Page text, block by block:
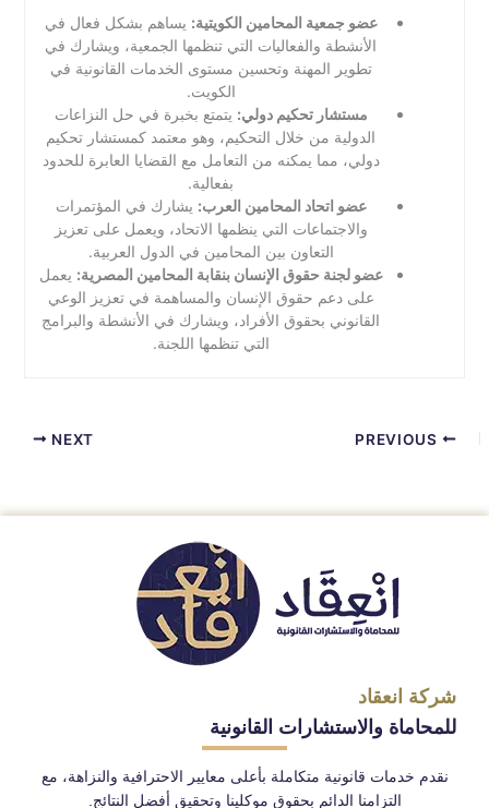
عضو جمعية المحامين الكويتية: يساهم بشكل فعال في
الأنشطة والفعاليات التي تنظمها الجمعية، ويشارك في
تطوير المهنة وتحسين مستوى الخدمات القانونية في
الكويت.
مستشار تحكيم دولي: يتمتع بخبرة في حل النزاعات
الدولية من خلال التحكيم، وهو معتمد كمستشار تحكيم
دولي، مما يمكنه من التعامل مع القضايا العابرة للحدود
بفعالية.
عضو اتحاد المحامين العرب: يشارك في المؤتمرات
والاجتماعات التي ينظمها الاتحاد، ويعمل على تعزيز
التعاون بين المحامين في الدول العربية.
عضو لجنة حقوق الإنسان بنقابة المحامين المصرية: يعمل
على دعم حقوق الإنسان والمساهمة في تعزيز الوعي
القانوني بحقوق الأفراد، ويشارك في الأنشطة والبرامج
التي تنظمها اللجنة.
NEXT
شركة انعقاد
للمحاماة والاستشارات القانونية
نقدم خدمات قانونية متكاملة بأعلى معايير الاحترافية والنزاهة، مع
التزامنا الدائم بحقوق موكلينا وتحقيق أفضل النتائج.